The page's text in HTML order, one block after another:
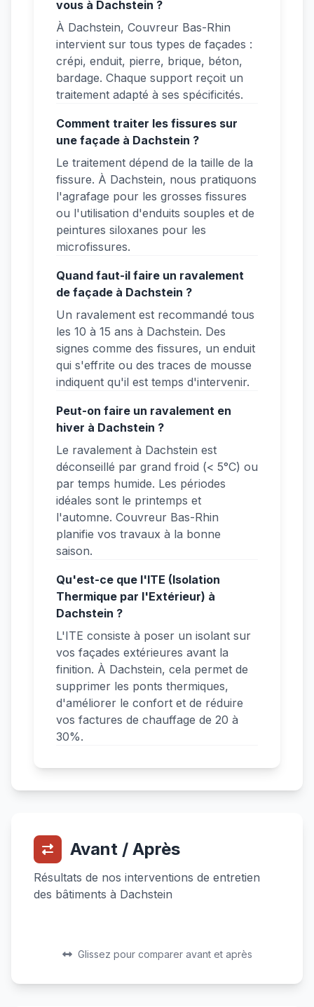
vous à Dachstein ?
À Dachstein, Couvreur Bas-Rhin
intervient sur tous types de façades :
crépi, enduit, pierre, brique, béton,
bardage. Chaque support reçoit un
traitement adapté à ses spécificités.
Comment traiter les fissures sur
une façade à Dachstein ?
Le traitement dépend de la taille de la
fissure. À Dachstein, nous pratiquons
l'agrafage pour les grosses fissures
ou l'utilisation d'enduits souples et de
peintures siloxanes pour les
microfissures.
Quand faut-il faire un ravalement
de façade à Dachstein ?
Un ravalement est recommandé tous
les 10 à 15 ans à Dachstein. Des
signes comme des fissures, un enduit
qui s'effrite ou des traces de mousse
indiquent qu'il est temps d'intervenir.
Peut-on faire un ravalement en
hiver à Dachstein ?
Le ravalement à Dachstein est
déconseillé par grand froid (< 5°C) ou
par temps humide. Les périodes
idéales sont le printemps et
l'automne. Couvreur Bas-Rhin
planifie vos travaux à la bonne
saison.
Qu'est-ce que l'ITE (Isolation
Thermique par l'Extérieur) à
Dachstein ?
L'ITE consiste à poser un isolant sur
vos façades extérieures avant la
finition. À Dachstein, cela permet de
supprimer les ponts thermiques,
d'améliorer le confort et de réduire
vos factures de chauffage de 20 à
30%.
Avant / Après
Résultats de nos interventions de entretien
des bâtiments à Dachstein
Avant
Après
Glissez pour comparer avant et après